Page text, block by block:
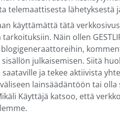
telemaattisesta
käyttämättä tätä
Näin ollen
julkaisemisen. Siitä
ja tekee aktiivista
lainsäädäntöön tai
Käyttäjä katsoo, että